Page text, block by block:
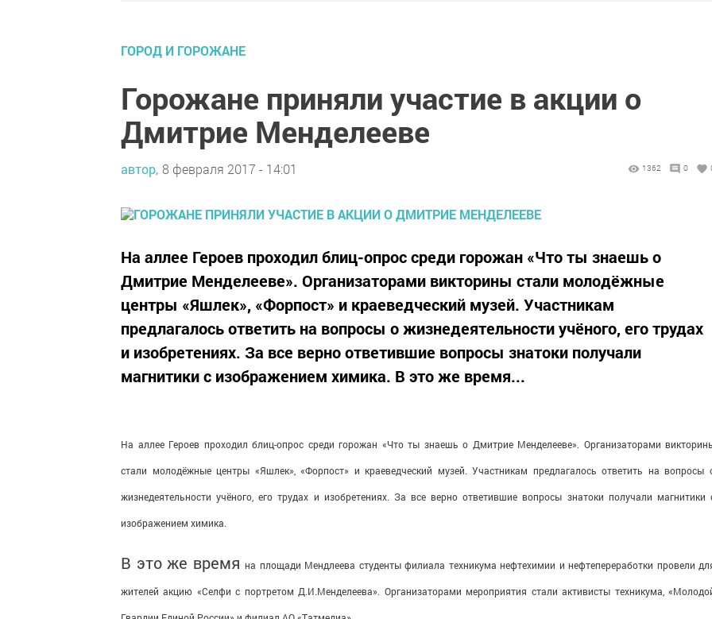
ГОРОД И ГОРОЖАНЕ
Горожане приняли участие в акции о
Дмитрие Менделееве
автор, 8 февраля 2017 - 14:01 1362 0
На аллее Героев проходил блиц-опрос среди горожан «Что ты знаешь о
Дмитрие Менделееве». Организаторами викторины стали молодёжные
центры «Яшлек», «Форпост» и краеведческий музей. Участникам
предлагалось ответить на вопросы о жизнедеятельности учёного, его трудах
и изобретениях. За все верно ответившие вопросы знатоки получали
магнитики с изображением химика. В это же время...
На аллее Героев проходил блиц-опрос среди горожан «Что ты знаешь о Дмитрие Менделееве». Организаторами
стали молодёжные центры «Яшлек», «Форпост» и краеведческий музей. Участникам предлагалось ответить на вопросы
жизнедеятельности учёного, его трудах и изобретениях. За все верно ответившие вопросы знатоки получали магнитики
изображением химика.
В это же время на площади Мендлеева студенты филиала техникума нефтехимии и нефтепереработки провели
жителей акцию «Селфи с портретом Д.И.Менделеева». Организаторами мероприятия стали активисты техникума,